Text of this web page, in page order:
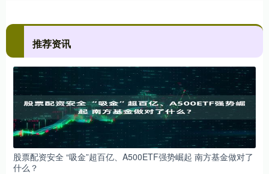
推荐资讯
股票配资安全 “吸金”超百亿、A500ETF强势崛起 南方基金做对了
什么？